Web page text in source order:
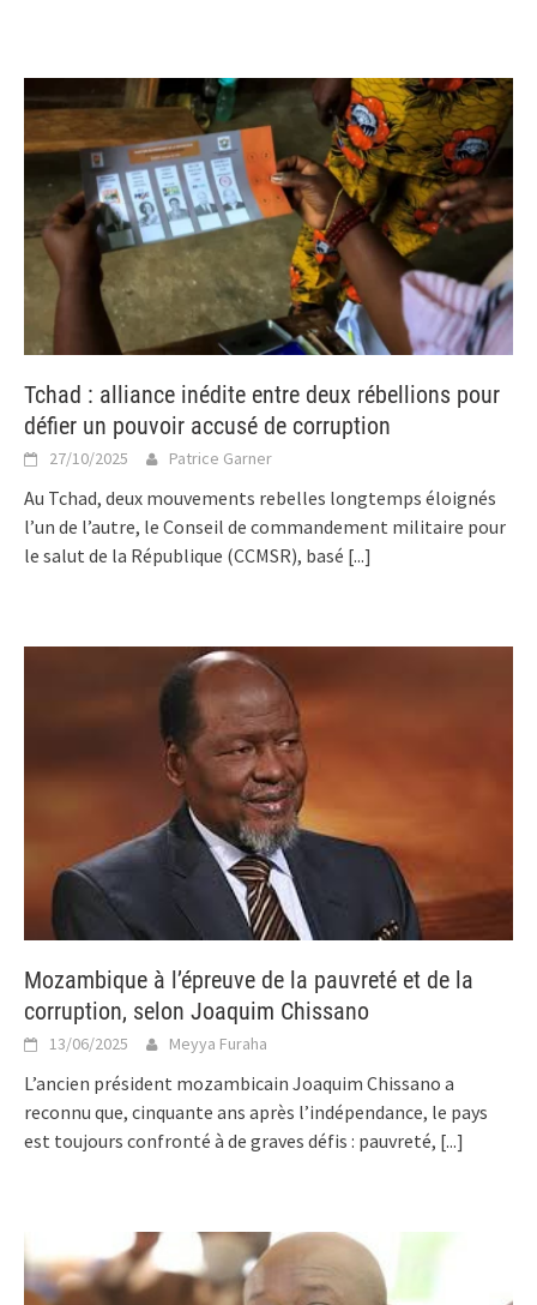
Tchad : alliance inédite entre deux rébellions pour
défier un pouvoir accusé de corruption
27/10/2025 Patrice Garner
Au Tchad, deux mouvements rebelles longtemps éloignés
l’un de l’autre, le Conseil de commandement militaire pour
le salut de la République (CCMSR), basé [...]
Mozambique à l’épreuve de la pauvreté et de la
corruption, selon Joaquim Chissano
13/06/2025 Meyya Furaha
L’ancien président mozambicain Joaquim Chissano a
reconnu que, cinquante ans après l’indépendance, le pays
est toujours confronté à de graves défis : pauvreté, [...]